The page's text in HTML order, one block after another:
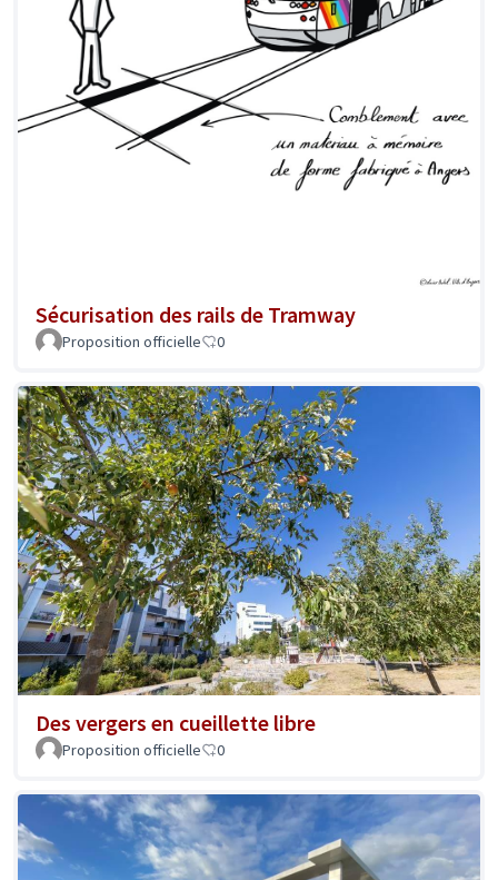
Sécurisation des rails de Tramway
Proposition officielle 0
Des vergers en cueillette libre
Proposition officielle 0